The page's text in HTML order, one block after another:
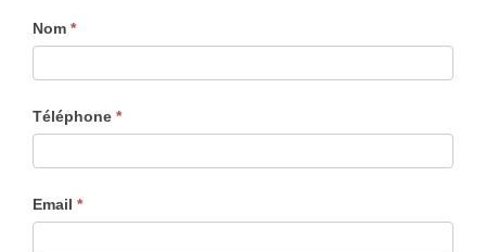
Nom *
Téléphone *
Email *